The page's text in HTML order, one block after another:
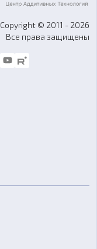
Copyright © 2011 - 2026
Все права защищены